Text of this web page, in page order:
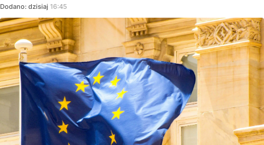
Dodano: dzisiaj 16:45